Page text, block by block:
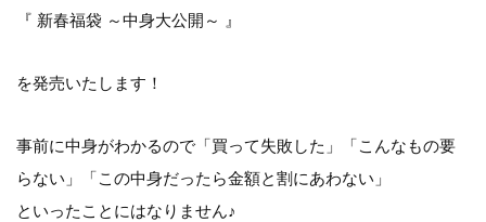
『 新春福袋 ～中身大公開～ 』
を発売いたします！
事前に中身がわかるので「買って失敗した」「こんなもの要
らない」「この中身だったら金額と割にあわない」
といったことにはなりません♪